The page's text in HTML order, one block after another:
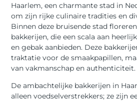
Haarlem, een charmante stad in
om zijn rijke culinaire tradities en
Binnen deze bruisende stad
bakkerijen, die een scala aan
en gebak aanbieden. Deze
traktatie voor de smaakpapillen,
van vakmanschap en authenticiteit.
De ambachtelijke bakkerijen in
alleen voedselverstrekkers; ze zijn